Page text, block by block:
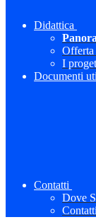
Didattica
Offerta
I
Documenti
Contatti
Dove
Contatti